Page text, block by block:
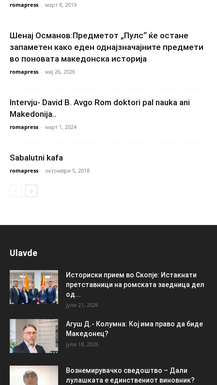
romapress - март 8, 2019
Шенај Османов:Предметот „Пулс“ ќе остане
запаметен како еден однајзначајните предмети
во поновата македонска историја
romapress - мај 26, 2026
Intervju- David B. Avgo Rom doktori pal nauka ani
Makedonija..
romapress - март 1, 2024
Sabalutni kafa
romapress - октомври 5, 2018
Ulavde
Историски прием во Скопје: Истакнати
претставници на ромската заедница дел
од...
јули 21, 2026
Агуш Д.- Колумна: Кој има право да биде
Македонец?
јули 18, 2026
Вознемирувачко сведоштво – Дали
лулашката е единствениот виновник?